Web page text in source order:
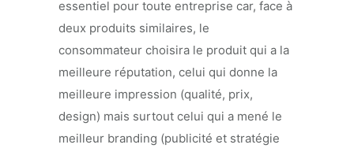
essentiel pour toute entreprise car, face à
deux produits similaires, le
consommateur choisira le produit qui a la
meilleure réputation, celui qui donne la
meilleure impression (qualité, prix,
design) mais surtout celui qui a mené le
meilleur branding (publicité et stratégie